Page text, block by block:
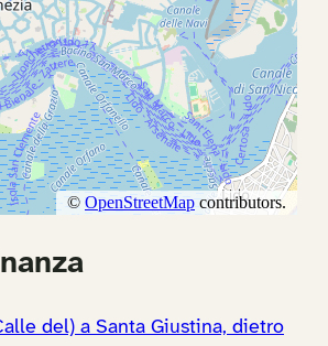
del) a Santa Giustina, dietro